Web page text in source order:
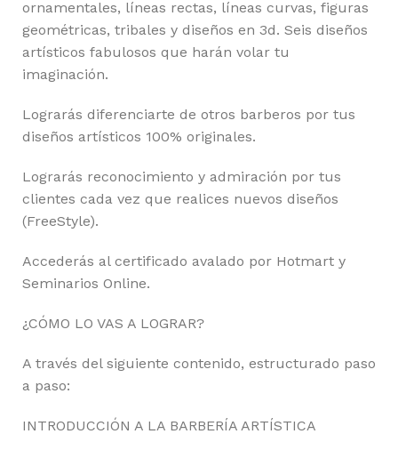
ornamentales, líneas rectas, líneas curvas, figuras
geométricas, tribales y diseños en 3d. Seis diseños
artísticos fabulosos que harán volar tu
imaginación.
Lograrás diferenciarte de otros barberos por tus
diseños artísticos 100% originales.
Lograrás reconocimiento y admiración por tus
clientes cada vez que realices nuevos diseños
(FreeStyle).
Accederás al certificado avalado por Hotmart y
Seminarios Online.
¿CÓMO LO VAS A LOGRAR?
A través del siguiente contenido, estructurado paso
a paso:
INTRODUCCIÓN A LA BARBERÍA ARTÍSTICA